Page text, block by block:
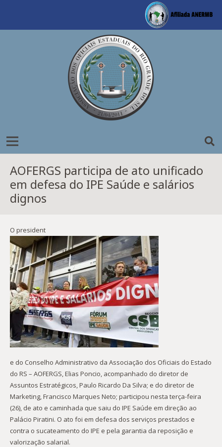
AOFERGS participa de ato unificado
em defesa do IPE Saúde e salários
dignos
O president
e do Conselho Administrativo da Associação dos Oficiais do Estado
do RS – AOFERGS, Elias Poncio, acompanhado do diretor de
Assuntos Estratégicos, Paulo Ricardo Da Silva; e do diretor de
Marketing, Francisco Marques Neto; participou nesta terça-feira
(26), de ato e caminhada que saiu do IPE Saúde em direção ao
Palácio Piratini. O ato foi em defesa dos serviços prestados e
contra o sucateamento do IPE e pela garantia da reposição e
valorização salarial.